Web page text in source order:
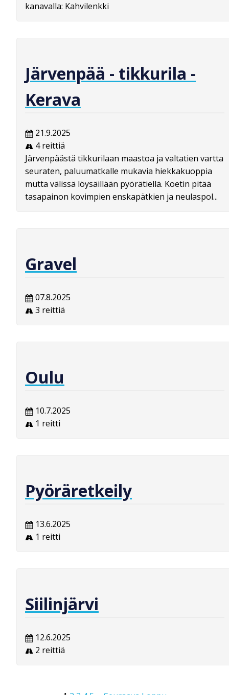
kanavalla: Kahvilenkki
Järvenpää - tikkurila -
Kerava
21.9.2025
4 reittiä
Järvenpäästä tikkurilaan maastoa ja valtatien vartta
seuraten, paluumatkalle mukavia hiekkakuoppia
mutta välissä löysäillään pyörätiellä. Koetin pitää
tasapainon kovimpien enskapätkien ja neulaspol...
Gravel
07.8.2025
3 reittiä
Oulu
10.7.2025
1 reitti
Pyöräretkeily
13.6.2025
1 reitti
Siilinjärvi
12.6.2025
2 reittiä